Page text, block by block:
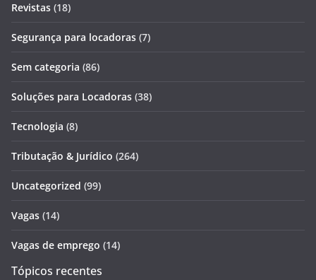
Revistas (18)
Segurança para locadoras (7)
Sem categoria (86)
Soluções para Locadoras (38)
Tecnologia (8)
Tributação & Jurídico (264)
Uncategorized (99)
Vagas (14)
Vagas de emprego (14)
Tópicos recentes